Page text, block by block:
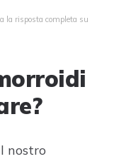
la risposta completa su
nostro